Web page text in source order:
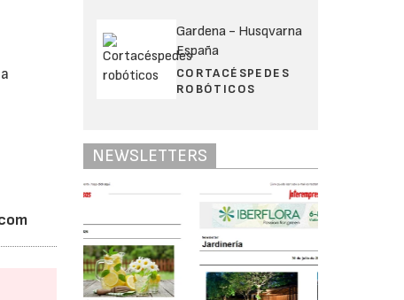
Gardena - Husqvarna
España
CORTACÉSPEDES
ROBÓTICOS
NEWSLETTERS